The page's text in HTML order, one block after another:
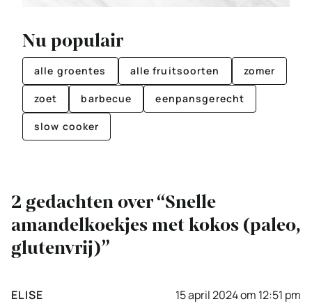
Nu populair
alle groentes alle fruitsoorten zomer
zoet barbecue eenpansgerecht
slow cooker
2 gedachten over “Snelle
amandelkoekjes met kokos (paleo,
glutenvrij)”
ELISE 15 april 2024 om 12:51 pm